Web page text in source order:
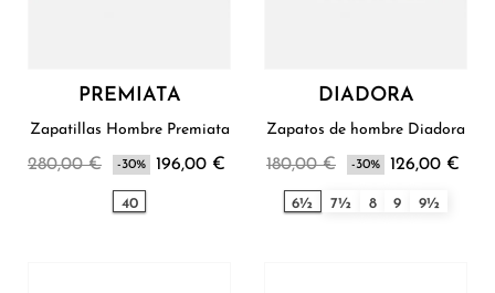
PREMIATA
Zapatillas Hombre Premiata
280,00 € -30% 196,00 €
40
DIADORA
Zapatos de hombre Diadora
180,00 € -30% 126,00 €
6½ 7½ 8 9 9½